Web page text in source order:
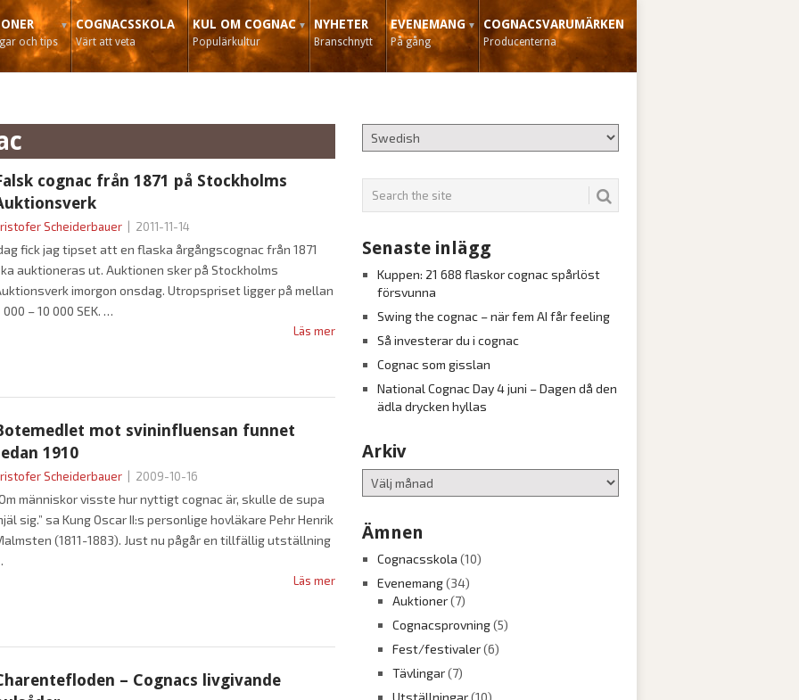
och tips
COGNACSSKOLA
Värt att veta
KUL OM COGNAC
Populärkultur
NYHETER
Branschnytt
EVENEMANG
På gång
COGNACSVARUMÄRKEN
Producenterna
cognac från 1871 på Stockholms
Scheiderbauer 2011-11-14
fick jag tipset att en flaska årgångscognac från 1871
auktioneras ut. Auktionen sker på Stockholms
imorgon onsdag. Utropspriset ligger på mellan
000 – 10 000 SEK.
Läs mer
mot svininfluensan funnet
1910
Scheiderbauer 2009-10-16
människor visste hur nyttigt cognac är, skulle de supa
sig.” sa Kung Oscar II:s personlige hovläkare Pehr Henrik
(1811-1883). Just nu pågår en tillfällig utställning
Läs mer
– Cognacs livgivande
Senaste inlägg
Kuppen: 21 688 flaskor cognac spårlöst
försvunna
Swing the cognac – när fem AI får feeling
Så investerar du i cognac
Cognac som gisslan
National Cognac Day 4 juni – Dagen då den
ädla drycken hyllas
Arkiv
Arkiv
Ämnen
Cognacsskola (10)
Evenemang(34)
Auktioner(7)
Cognacsprovning(5)
Fest/festivaler(6)
Tävlingar(7)
Utställningar(10)